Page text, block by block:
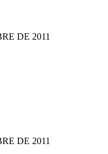
DE 2011
DE 2011